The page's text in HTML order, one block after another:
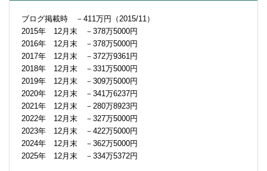
ブログ掲載時 －411万円（2015/11）
2015年 12月末 －378万5000円
2016年 12月末 －378万5000円
2017年 12月末 －372万9361円
2018年 12月末 －331万5000円
2019年 12月末 －309万5000円
2020年 12月末 －341万6237円
2021年 12月末 －280万8923円
2022年 12月末 －327万5000円
2023年 12月末 －422万5000円
2024年 12月末 －362万5000円
2025年 12月末 －334万5372円